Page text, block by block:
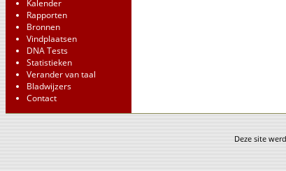
Kalender
Rapporten
Bronnen
Vindplaatsen
DNA Tests
Statistieken
Verander van taal
Bladwijzers
Contact
Deze site